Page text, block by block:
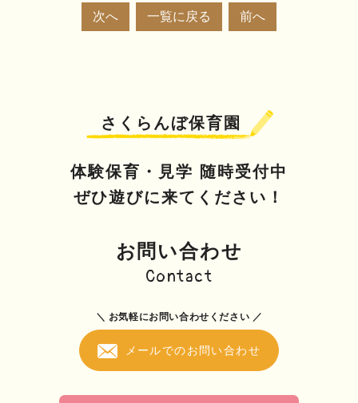
次へ 一覧に戻る 前へ
さくらんぼ保育園
体験保育・見学 随時受付中
ぜひ遊びに来てください！
お問い合わせ
Contact
＼ お気軽にお問い合わせください ／
メールでのお問い合わせ